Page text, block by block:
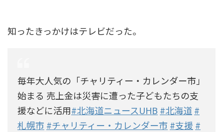
知ったきっかけはテレビだった。
毎年大人気の「チャリティー・カレンダー市」
始まる 売上金は災害に遭った子どもたちの支
援などに活用#北海道ニュースUHB #北海道#
札幌市 #チャリティー・カレンダー市 #支援 #